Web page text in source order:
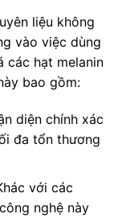
liệu không
vào việc dùng
các hạt melanin
bao gồm:
diện chính xác
đa tổn thương
với các
nghệ này